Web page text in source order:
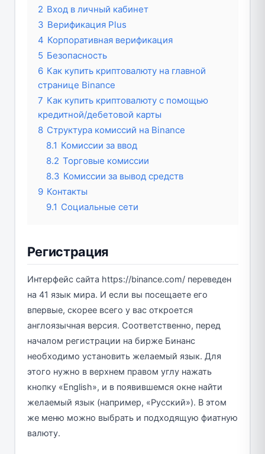
2 Вход в личный кабинет
3 Верификация Plus
4 Корпоративная верификация
5 Безопасность
6 Как купить криптовалюту на главной
странице Binance
7 Как купить криптовалюту с помощью
кредитной/дебетовой карты
8 Структура комиссий на Binance
8.1 Комиссии за ввод
8.2 Торговые комиссии
8.3 Комиссии за вывод средств
9 Контакты
9.1 Социальные сети
Регистрация
Интерфейс сайта https://binance.com/ переведен
на 41 язык мира. И если вы посещаете его
впервые, скорее всего у вас откроется
англоязычная версия. Соответственно, перед
началом регистрации на бирже Бинанс
необходимо установить желаемый язык. Для
этого нужно в верхнем правом углу нажать
кнопку «English», и в появившемся окне найти
желаемый язык (например, «Русский»). В этом
же меню можно выбрать и подходящую фиатную
валюту.